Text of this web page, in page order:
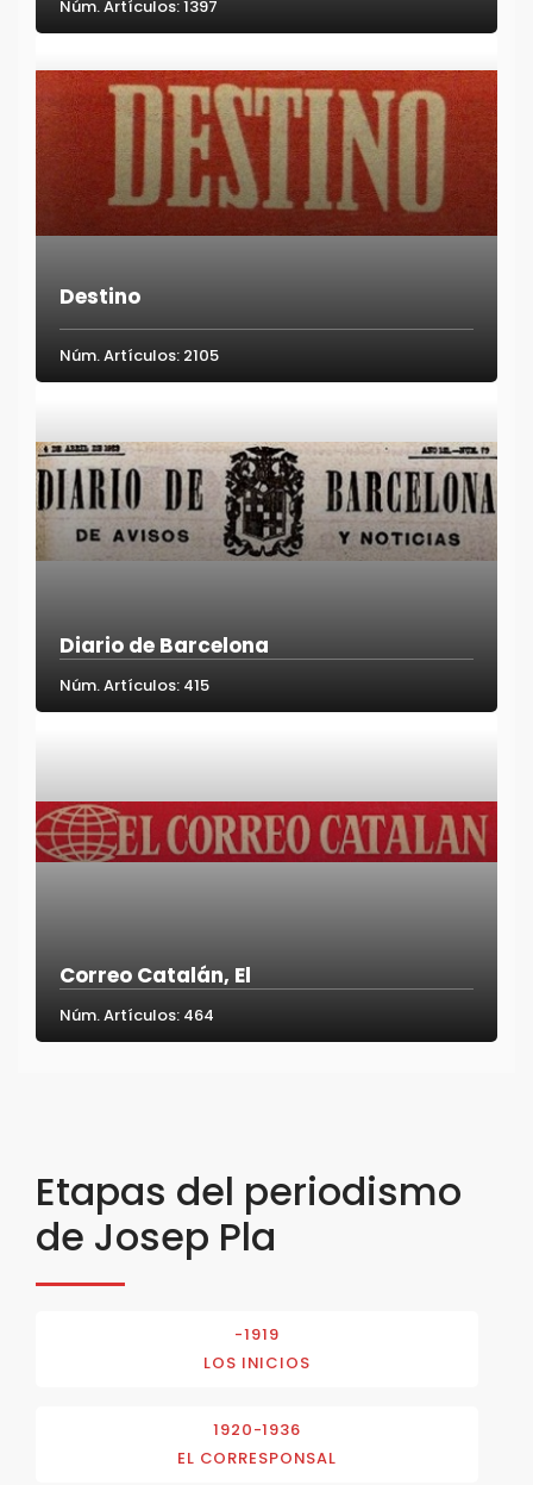
Núm. Artículos: 1397
Destino
Núm. Artículos: 2105
Diario de Barcelona
Núm. Artículos: 415
Correo Catalán, El
Núm. Artículos: 464
Etapas del periodismo
de Josep Pla
-1919
LOS INICIOS
1920-1936
EL CORRESPONSAL